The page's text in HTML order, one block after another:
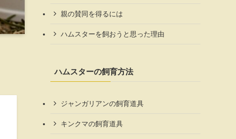
親の賛同を得るには
ハムスターを飼おうと思った理由
ハムスターの飼育方法
ジャンガリアンの飼育道具
キンクマの飼育道具